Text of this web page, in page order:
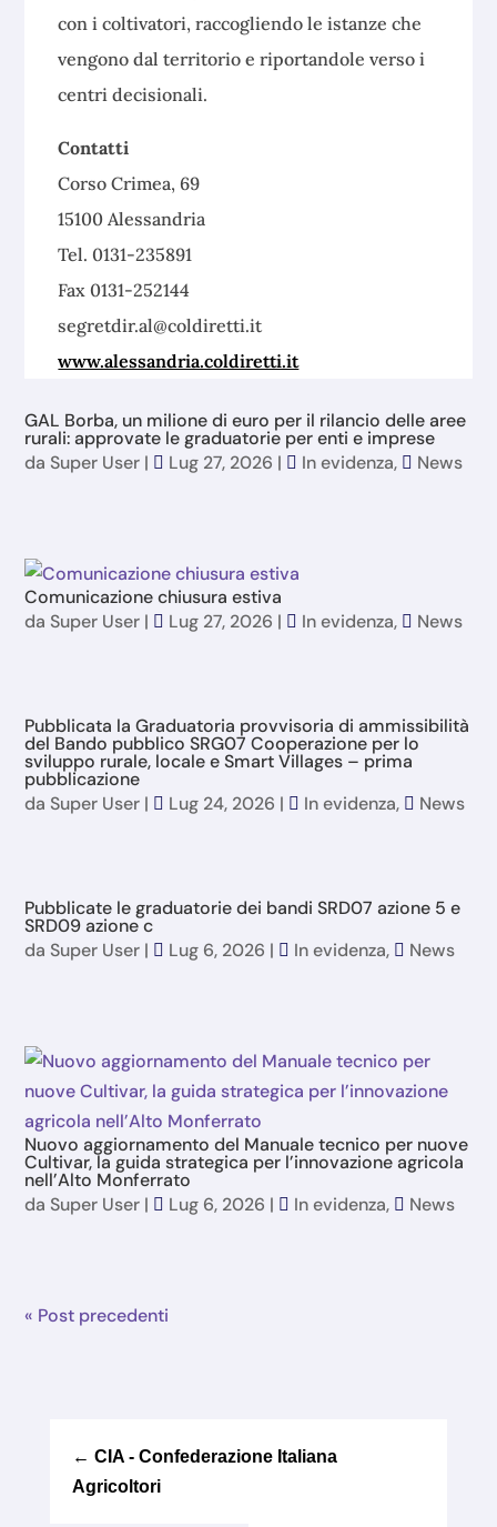
con i coltivatori, raccogliendo le istanze che
vengono dal territorio e riportandole verso i
centri decisionali.
Contatti
Corso Crimea, 69
15100 Alessandria
Tel. 0131-235891
Fax 0131-252144
segretdir.al@coldiretti.it
www.alessandria.coldiretti.it
GAL Borba, un milione di euro per il rilancio delle aree
rurali: approvate le graduatorie per enti e imprese
da Super User | Lug 27, 2026 | In evidenza, News
Comunicazione chiusura estiva
da Super User | Lug 27, 2026 | In evidenza, News
Pubblicata la Graduatoria provvisoria di ammissibilità
del Bando pubblico SRG07 Cooperazione per lo
sviluppo rurale, locale e Smart Villages – prima
pubblicazione
da Super User | Lug 24, 2026 | In evidenza, News
Pubblicate le graduatorie dei bandi SRD07 azione 5 e
SRD09 azione c
da Super User | Lug 6, 2026 | In evidenza, News
Nuovo aggiornamento del Manuale tecnico per nuove
Cultivar, la guida strategica per l’innovazione agricola
nell’Alto Monferrato
da Super User | Lug 6, 2026 | In evidenza, News
« Post precedenti
← CIA - Confederazione Italiana
Agricoltori